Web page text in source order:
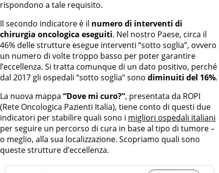
rispondono a tale requisito.
Il secondo indicatore è il numero di interventi di
chirurgia oncologica eseguiti. Nel nostro Paese, circa il
46% delle strutture esegue interventi “sotto soglia”, ovvero
un numero di volte troppo basso per poter garantire
l’eccellenza. Si tratta comunque di un dato positivo, perché
dal 2017 gli ospedali “sotto soglia” sono diminuiti del 16%.
La nuova mappa “Dove mi curo?”, presentata da ROPI
(Rete Oncologica Pazienti Italia), tiene conto di questi due
indicatori per stabilire quali sono i migliori ospedali italiani
per seguire un percorso di cura in base al tipo di tumore –
o meglio, alla sua localizzazione. Scopriamo quali sono
queste strutture d’eccellenza.